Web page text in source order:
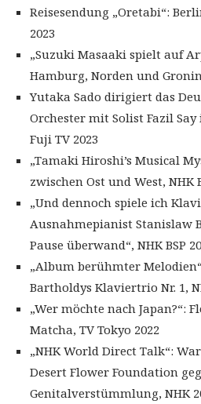
Reisesendung „Oretabi“:
2023
„Suzuki Masaaki spielt auf
Hamburg, Norden und
Yutaka Sado dirigiert das
Orchester mit Solist Fazil
Fuji TV 2023
„Tamaki Hiroshi’s Musical
zwischen Ost und West, NHK
„Und dennoch spiele ich
Ausnahmepianist Stanislaw
Pause überwand“, NHK BSP
„Album berühmter
Bartholdys Klaviertrio Nr. 1,
„Wer möchte nach Japan?“:
Matcha, TV Tokyo 2022
„NHK World Direct Talk“:
Desert Flower Foundation
Genitalverstümmlung, NHK